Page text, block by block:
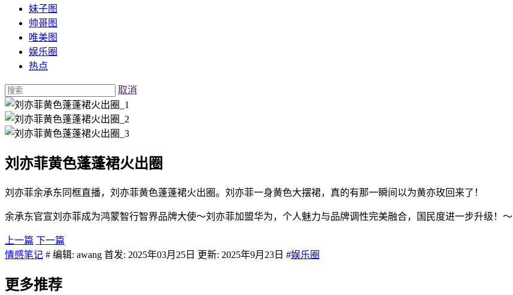
妹子图
帅哥图
唯美图
娱乐圈
热点
取消
刘亦菲黄色蓬蓬裙火出圈
刘亦菲余承东同框直播，刘亦菲黄色蓬蓬裙火出圈。刘亦菲一身黄色大摆裙，真的有那一瞬间以为黄亦玫回来了！
余承东官宣刘亦菲成为鸿蒙智行智界品牌大使～刘亦菲加盟华为，个人魅力与品牌调性完美融合，国民度进一步升级！～
上一篇 下一篇
情感笔记 # 编辑: awang 首发: 2025年03月25日 更新: 2025年9月23日 #娱乐圈
更多推荐